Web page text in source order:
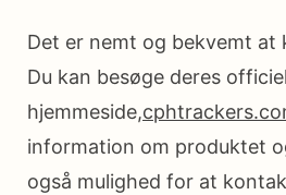
Det er nemt og bekvemt at
Du kan besøge deres
hjemmeside,
information om produktet
også mulighed for at